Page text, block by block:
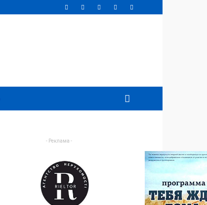
- Реклама -